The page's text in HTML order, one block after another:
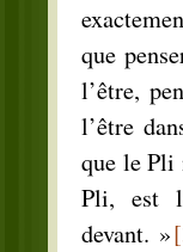
que
l’être,
l’être
que le Pli
Pli, est
devant. »